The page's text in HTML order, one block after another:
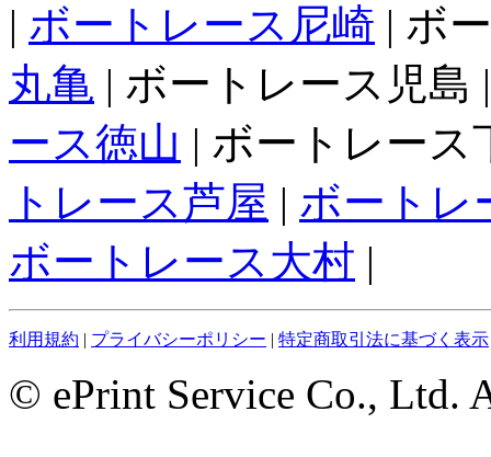
| ボートレース尼崎 | ボ
丸亀 | ボートレース児島
ース徳山 | ボートレー
トレース芦屋 | ボートレ
ボートレース大村 |
利用規約 | プライバシーポリシー | 特定商取引法に基づく表示
© ePrint Service Co., Ltd.